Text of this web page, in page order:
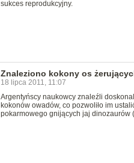
sukces reprodukcyjny.
Znaleziono kokony os
18 lipca 2011, 11:07
Argentyńscy naukowcy znaleźli
kokonów owadów, co pozwoliło im
pokarmowego gnijących jaj dinozaurów